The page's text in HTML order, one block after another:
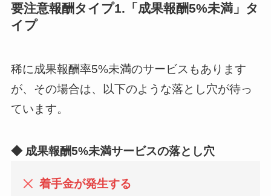
要注意報酬タイプ1.「成果報酬5%未満」タ
イプ
稀に成果報酬率5%未満のサービスもあります
が、その場合は、以下のような落とし穴が待っ
ています。
◆ 成果報酬5%未満サービスの落とし穴
着手金が発生する